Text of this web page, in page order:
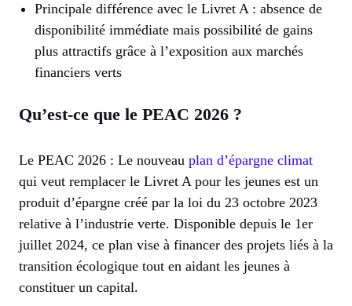
Principale différence avec le Livret A : absence de
disponibilité immédiate mais possibilité de gains
plus attractifs grâce à l’exposition aux marchés
financiers verts
Qu’est-ce que le PEAC 2026 ?
Le PEAC 2026 : Le nouveau plan d’épargne climat
qui veut remplacer le Livret A pour les jeunes est un
produit d’épargne créé par la loi du 23 octobre 2023
relative à l’industrie verte. Disponible depuis le 1er
juillet 2024, ce plan vise à financer des projets liés à la
transition écologique tout en aidant les jeunes à
constituer un capital.